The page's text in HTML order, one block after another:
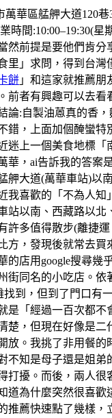
萬華區艋舺大道120
時間:10:00–19:30(
然前提是要他們肯分
里」求問，得到台灣
餅 」和這家就推薦朋
前者有興趣可以去看
論:自製油蒽真的香，
錯，上面加個醃蠻特
迷上一個美食地標「
華，ai告訴我的答案
舺大道(萬華車站)以
我喜歡的「不為人知
站以南、西藏路以北
許多值得散步(離捷
方，發現後就常去買
的店用google搜尋幾
街同名的小吃店。依
找到，但到了門口有
是「經過一百次都不
楚，但現在好像是二
放。我挑了非用餐的
不知是母子還是姐弟
打擾。而後，兩人很
道為什麼突然很喜歡
推薦快速點了幾樣，